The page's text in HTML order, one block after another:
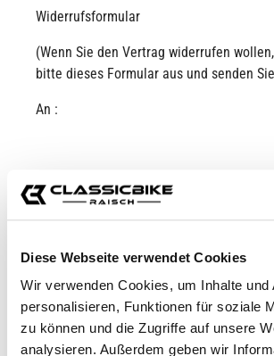
Diese Webseite verwendet Cookies
Wir verwenden Cookies, um Inhalte und
personalisieren, Funktionen für soziale
zu können und die Zugriffe auf unsere
analysieren. Außerdem geben wir
Widerrufsformular
(Wenn Sie den Vertrag widerrufen
bitte dieses Formular aus und senden
An :
33378 Rheda-Wiedenbrück
Röntgenstraße 23d
Telefon +49 (0) 5242-906137
Telefax: +49 (0) 5242-906345